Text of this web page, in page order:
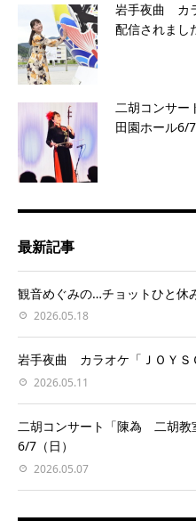
岩手夜曲 カ
配信されまし
二胡コンサー
田園ホール6/7
最新記事
観音めぐみの…チョットひと休
2026.05.18
岩手夜曲 カラオケ「ＪＯＹＳ
2026.05.11
二胡コンサート「陳為 二胡教
6/7（日）
2026.05.07